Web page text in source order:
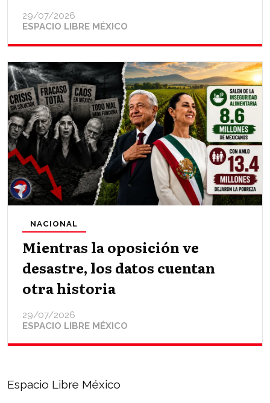
ESPACIO LIBRE MÉXICO
29/07/2026
Mientras la oposición ve
desastre, los datos cuentan
otra historia
ESPACIO LIBRE MÉXICO
NACIONAL
29/07/2026
Espacio Libre México